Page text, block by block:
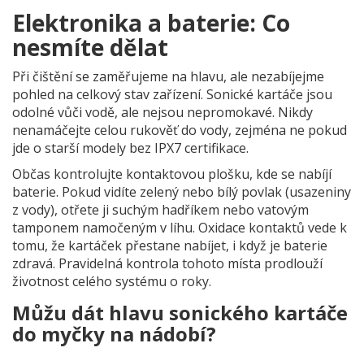
Elektronika a baterie: Co
nesmíte dělat
Při čištění se zaměřujeme na hlavu, ale nezabíjejme
pohled na celkový stav zařízení. Sonické kartáče jsou
odolné vůči vodě, ale nejsou nepromokavé. Nikdy
nenamáčejte celou rukověť do vody, zejména ne pokud
jde o starší modely bez IPX7 certifikace.
Občas kontrolujte kontaktovou plošku, kde se nabíjí
baterie. Pokud vidíte zelený nebo bílý povlak (usazeniny
z vody), otřete ji suchým hadříkem nebo vatovým
tamponem namočeným v líhu. Oxidace kontaktů vede k
tomu, že kartáček přestane nabíjet, i když je baterie
zdravá. Pravidelná kontrola tohoto místa prodlouží
životnost celého systému o roky.
Můžu dát hlavu sonického kartáče
do myčky na nádobí?